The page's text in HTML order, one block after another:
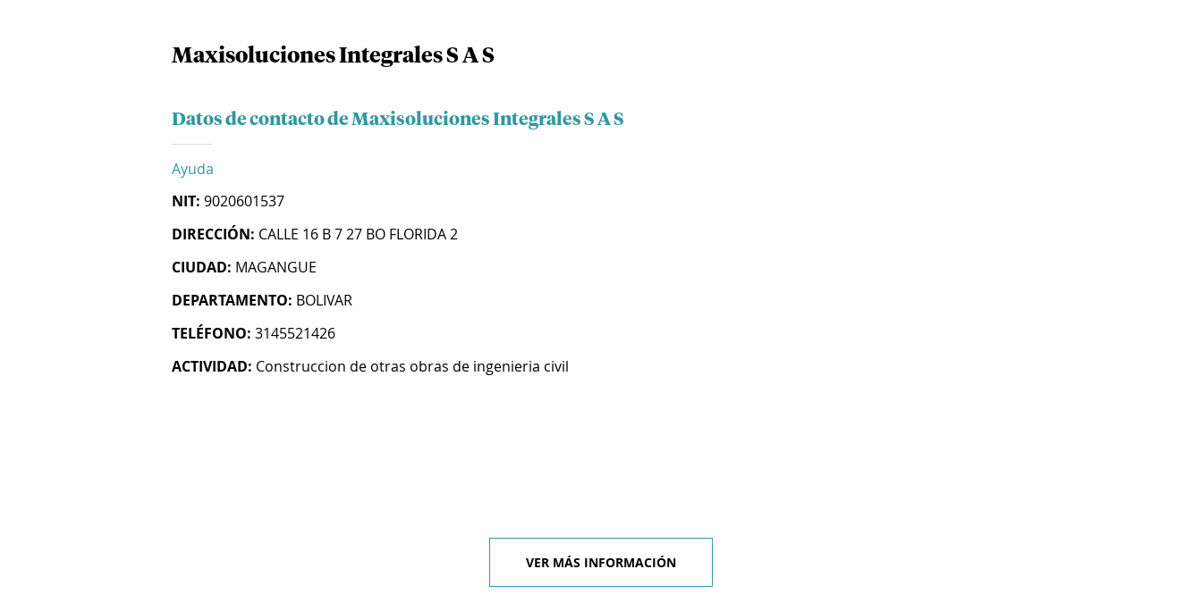
Maxisoluciones Integrales S A S
Datos de contacto de Maxisoluciones Integrales S A S
Ayuda
NIT: 9020601537
DIRECCIÓN: CALLE 16 B 7 27 BO FLORIDA 2
CIUDAD: MAGANGUE
DEPARTAMENTO: BOLIVAR
TELÉFONO: 3145521426
ACTIVIDAD: Construccion de otras obras de ingenieria civil
VER MÁS INFORMACIÓN